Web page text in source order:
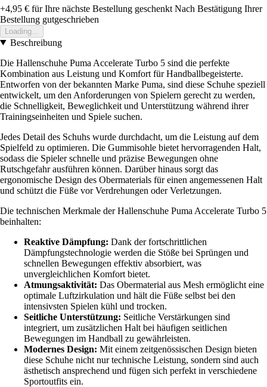
+4,95 € für Ihre nächste Bestellung geschenkt Nach Bestätigung Ihrer
Bestellung gutgeschrieben
Loading...
Beschreibung
Die Hallenschuhe Puma Accelerate Turbo 5 sind die perfekte
Kombination aus Leistung und Komfort für Handballbegeisterte.
Entworfen von der bekannten Marke Puma, sind diese Schuhe speziell
entwickelt, um den Anforderungen von Spielern gerecht zu werden,
die Schnelligkeit, Beweglichkeit und Unterstützung während ihrer
Trainingseinheiten und Spiele suchen.
Jedes Detail des Schuhs wurde durchdacht, um die Leistung auf dem
Spielfeld zu optimieren. Die Gummisohle bietet hervorragenden Halt,
sodass die Spieler schnelle und präzise Bewegungen ohne
Rutschgefahr ausführen können. Darüber hinaus sorgt das
ergonomische Design des Obermaterials für einen angemessenen Halt
und schützt die Füße vor Verdrehungen oder Verletzungen.
Die technischen Merkmale der Hallenschuhe Puma Accelerate Turbo 5
beinhalten:
Reaktive Dämpfung: Dank der fortschrittlichen
Dämpfungstechnologie werden die Stöße bei Sprüngen und
schnellen Bewegungen effektiv absorbiert, was
unvergleichlichen Komfort bietet.
Atmungsaktivität: Das Obermaterial aus Mesh ermöglicht eine
optimale Luftzirkulation und hält die Füße selbst bei den
intensivsten Spielen kühl und trocken.
Seitliche Unterstützung: Seitliche Verstärkungen sind
integriert, um zusätzlichen Halt bei häufigen seitlichen
Bewegungen im Handball zu gewährleisten.
Modernes Design: Mit einem zeitgenössischen Design bieten
diese Schuhe nicht nur technische Leistung, sondern sind auch
ästhetisch ansprechend und fügen sich perfekt in verschiedene
Sportoutfits ein.